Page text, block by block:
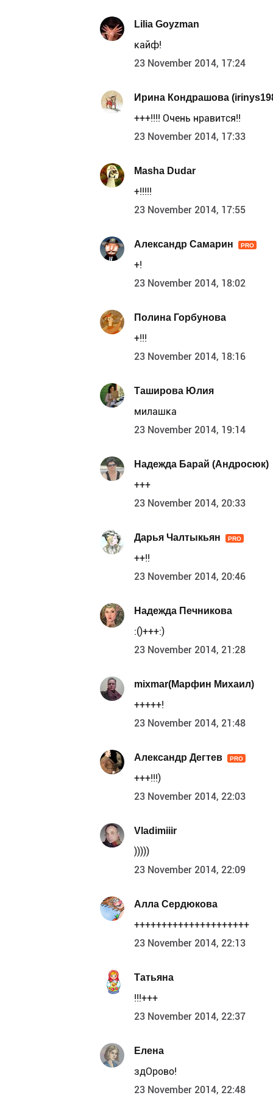
Lilia Goyzman
кайф!
23 November 2014, 17:24
Ирина Кондрашова
+++!!!! Очень нравится!!
23 November 2014, 17:33
Masha Dudar
+!!!!!
23 November 2014, 17:55
Александр Самарин PRO
+!
23 November 2014, 18:02
Полина Горбунова
+!!!
23 November 2014, 18:16
Таширова Юлия
милашка
23 November 2014, 19:14
Надежда Барай (Андросюк)
+++
23 November 2014, 20:33
Дарья Чалтыкьян PRO
++!!
23 November 2014, 20:46
Надежда Печникова
:()+++:)
23 November 2014, 21:28
mixmar(Марфин Михаил)
+++++!
23 November 2014, 21:48
Александр Дегтев PRO
+++!!!)
23 November 2014, 22:03
Vladimiiir
)))))
23 November 2014, 22:09
Алла Сердюкова
+++++++++++++++++++++
23 November 2014, 22:13
Татьяна
!!!+++
23 November 2014, 22:37
Елена
здОрово!
23 November 2014, 22:48